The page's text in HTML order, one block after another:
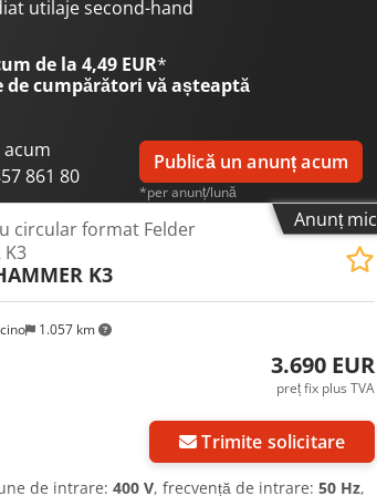
5000 / 6500 Greutate: 800 kg
utilaje second-hand
de la 4,49 EUR*
de cumpărători vă așteaptă
861 80
Publică un anunț acum
*per anunț/lună
Anunț mic
1.057 km
circular format Felder
K3
K3
3.690 EUR
preț fix plus TVA
Trimite solicitare
de intrare: 400 V, frecvență de intrare: 50 Hz,